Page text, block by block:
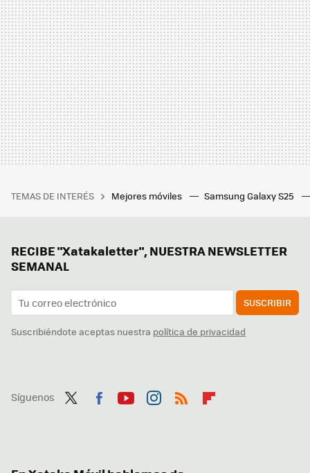
TEMAS DE INTERÉS Mejores móviles Samsung Galaxy S25
RECIBE "Xatakaletter", NUESTRA NEWSLETTER
SEMANAL
SUSCRIBIR
Suscribiéndote aceptas nuestra política de privacidad
Síguenos